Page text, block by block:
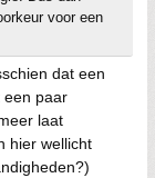
voor een
dat een
een paar
laat
hier wellicht